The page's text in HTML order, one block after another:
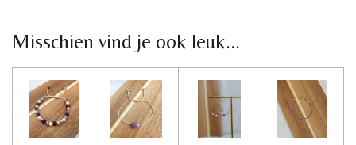
Misschien vind je ook leuk...